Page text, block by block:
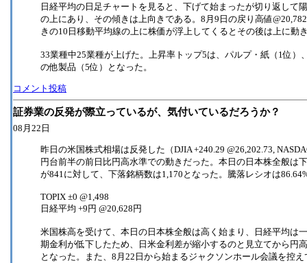
日経平均の日足チャートを見ると、下げて始まったが切り返して
の上にあり、その傾きは上向きである。8月9日の戻り高値
きの10日移動平均線の上に株価が浮上してくるとその後は上に動
33業種中25業種が上げた。上昇率トップ5は、パルプ・紙（1位
の他製品（5位）となった。
コメント投稿
証券業の反発が際立っているが、気付いているだろうか？
08月22日
昨日の米国株式相場は反発した（DJIA +240.29 @26,202.73,
円台前半の前日比円高水準での動きだった。本日の日本株全般は
が841に対して、下落銘柄数は1,170となった。騰落レシオは
TOPIX ±0 @1,498
日経平均 +9円 @20,628円
米国株高を受けて、本日の日本株全般は高く始まり、日経平均は
期金利が低下したため、日米金利差が縮小するのと見立てから円
となった。また、8月22日から始まるジャクソンホール会議を控